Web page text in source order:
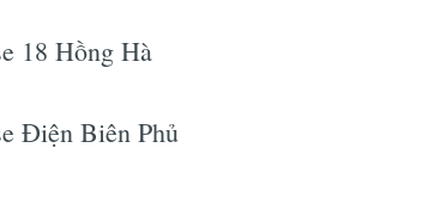
18 Hồng Hà
Điện Biên Phủ